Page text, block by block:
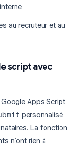
au recruteur et au
script avec
Google Apps Script
personnalisé
La fonction
n’ont rien à